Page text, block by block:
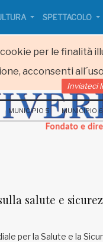
per le finalità
acconsenti
SPETTACOLO
Inviateci
MUNICIPIO 5 MUNICIPIO 6
salute e
per la Salute e la